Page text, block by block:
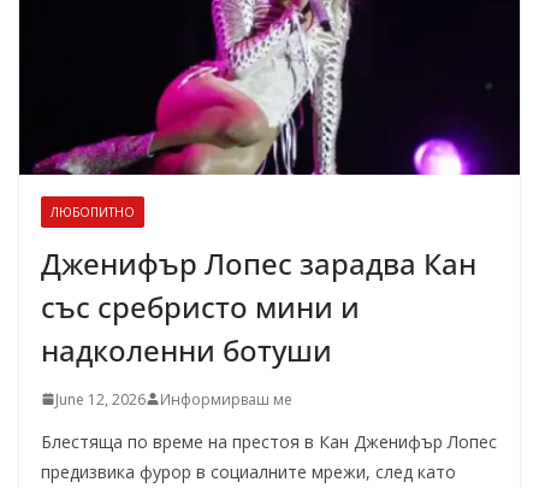
ЛЮБОПИТНО
Дженифър Лопес зарадва Кан
със сребристо мини и
надколенни ботуши
June 12, 2026 Информирваш ме
Блестяща по време на престоя в Кан Дженифър Лопес
предизвика фурор в социалните мрежи, след като